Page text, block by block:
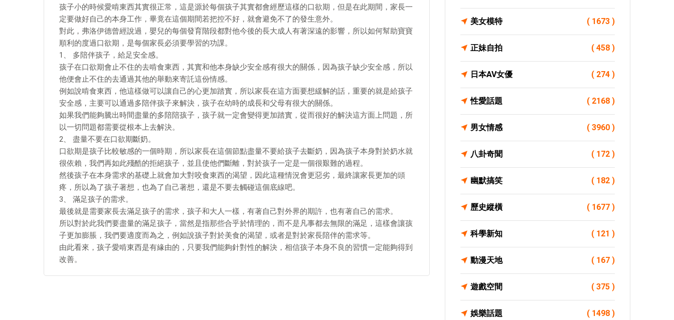
孩子小的時候愛啃東西其實很正常，這是源於每個孩子其實都會經歷這樣的口欲期，但是在此期間，家長一
定要做好自己的本身工作，畢竟在這個期間若把控不好，就會避免不了的發生意外。
對此，弗洛伊德曾經說過，嬰兒的每個發育階段都對他今後的長大成人有著深遠的影響，所以如何幫助寶寶
順利的度過口欲期，是每個家長必須要學習的功課。
1、 多陪伴孩子，給足安全感。
孩子在口欲期會止不住的去啃食東西，其實和他本身缺少安全感有很大的關係，因為孩子缺少安全感，所以
他便會止不住的去通過其他的舉動來寄託這份情感。
例如說啃食東西，他這樣做可以讓自己的心更加踏實，所以家長在這方面要想緩解的話，重要的就是給孩子
安全感，主要可以通過多陪伴孩子來解決，孩子在幼時的成長和父母有很大的關係。
如果我們能夠騰出時間盡量的多陪陪孩子，孩子就一定會變得更加踏實，從而很好的解決這方面上問題，所
以一切問題都需要從根本上去解決。
2、 盡量不要在口欲期斷奶。
口欲期是孩子比較敏感的一個時期，所以家長在這個節點盡量不要給孩子去斷奶，因為孩子本身對於奶水就
很依賴，我們再如此殘酷的拒絕孩子，並且使他們斷離，對於孩子一定是一個很艱難的過程。
然後孩子在本身需求的基礎上就會加大對咬食東西的渴望，因此這種情況會更惡劣，最終讓家長更加的頭
疼，所以為了孩子著想，也為了自己著想，還是不要去觸碰這個底線吧。
3、 滿足孩子的需求。
最後就是需要家長去滿足孩子的需求，孩子和大人一樣，有著自己對外界的期許，也有著自己的需求。
所以對於此我們要盡量的滿足孩子，當然是指那些合乎於情理的，而不是凡事都去無限的滿足，這樣會讓孩
子更加膨脹，我們要適度而為之，例如說孩子對於美食的渴望，或者是對於家長陪伴的需求等。
由此看來，孩子愛啃東西是有緣由的，只要我們能夠針對性的解決，相信孩子本身不良的習慣一定能夠得到
改善。
美女模特 ( 1673 )
正妹自拍 ( 458 )
日本AV女優 ( 274 )
性愛話題 ( 2168 )
男女情感 ( 3960 )
八卦奇聞 ( 172 )
幽默搞笑 ( 182 )
歷史縱橫 ( 1677 )
科學新知 ( 121 )
動漫天地 ( 167 )
遊戲空間 ( 375 )
娛樂話題 ( 1498 )